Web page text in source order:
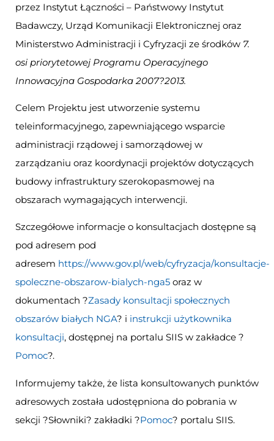
przez Instytut Łączności – Państwowy Instytut
Badawczy, Urząd Komunikacji Elektronicznej oraz
Ministerstwo Administracji i Cyfryzacji ze środków 7.
osi priorytetowej Programu Operacyjnego
Innowacyjna Gospodarka 2007?2013.
Celem Projektu jest utworzenie systemu
teleinformacyjnego, zapewniającego wsparcie
administracji rządowej i samorządowej w
zarządzaniu oraz koordynacji projektów dotyczących
budowy infrastruktury szerokopasmowej na
obszarach wymagających interwencji.
Szczegółowe informacje o konsultacjach dostępne są
pod adresem pod
adresem https://www.gov.pl/web/cyfryzacja/konsultacje-
spoleczne-obszarow-bialych-nga5 oraz w
dokumentach ?Zasady konsultacji społecznych
obszarów białych NGA? i instrukcji użytkownika
konsultacji, dostępnej na portalu SIIS w zakładce ?
Pomoc?.
Informujemy także, że lista konsultowanych punktów
adresowych została udostępniona do pobrania w
sekcji ?Słowniki? zakładki ?Pomoc? portalu SIIS.